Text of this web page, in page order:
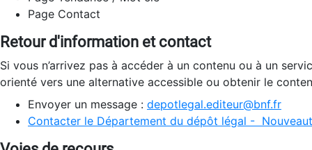
Page Contact
Retour d'information et contact
Si vous n’arrivez pas à accéder à un contenu ou à un
orienté vers une alternative accessible ou obtenir le
Envoyer un message : depotlegal.editeur@bnf.fr
Contacter le Département du dépôt légal -